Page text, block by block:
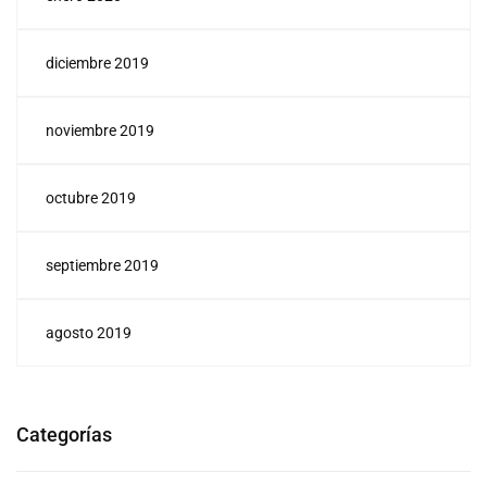
diciembre 2019
noviembre 2019
octubre 2019
septiembre 2019
agosto 2019
Categorías